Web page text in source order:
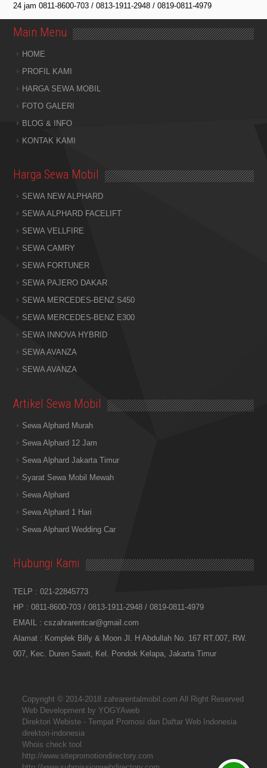
24 jam0811-8600-703 /0813-1911-2948 /0819-0811-4979
Main Menu
HOME
PROFIL KAMI
HARGA SEWA MOBIL
FOTO GALERI
BLOG & INFO
KONTAK KAMI
Harga Sewa Mobil
SEWA NEW ALPHARD
SEWA ALPHARD FACELIFT
SEWA VELLFIRE
SEWA CAMRY
SEWA FORTUNER
SEWA PAJERO DAKAR
SEWA MERCEDES-BENZ S450
SEWA MERCEDES-BENZ E300
SEWA INNOVA HYBRID
SEWA AVANZA
SEWA AVANZA
Artikel Sewa Mobil
Sewa Alphard Murah
Sewa Alphard 12 Jam
Sewa Alphard Jakarta Timur
Syarat Sewa Mobil Mewah
Sewa Alphard
Sewa Alphard 1 Hari
Sewa Alphard Wedding Car
Hubungi Kami
TELP : 021-22845773
HP :0811-8600-703 /0813-1911-2948 /0819-0811-4979
EMAIL :cszahrarentcar@gmail.com
Alamat : Komplek Billy & Moon Jl. H Abdullah No. 167 RT.007, RW.
007, Kec. Duren Sawit, Kel. Pondok Kelapa, Jakarta Timur
Copyright © 2014-2018 zahrarentalmobil.com All Right Reserved
Web Development byYOGYAweb
Direktori Webiste - Tempat Promosi dan Daftar Web Indonesia
direktori-indonesia
Whois check tool
http://www.sitepromotiondirectory.com